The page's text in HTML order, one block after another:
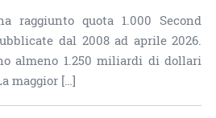
raggiunto quota 1.000 Second
dal 2008 ad aprile 2026.
almeno 1.250 miliardi di dollari
maggior […]